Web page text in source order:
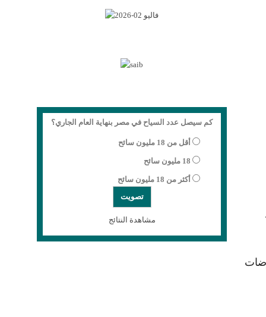
كم سيصل عدد السياح في مصر بنهاية العام الجاري؟
أقل من 18 مليون سائح
18 مليون سائح
أكثر من 18 مليون سائح
مشاهدة النتائج